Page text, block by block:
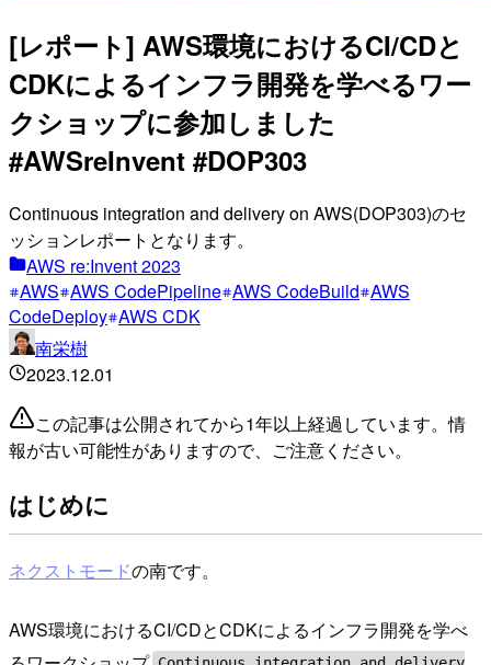
[レポート] AWS環境におけるCI/CDと
CDKによるインフラ開発を学べるワー
クショップに参加しました
#AWSreInvent #DOP303
Continuous integration and delivery on AWS(DOP303)のセ
ッションレポートとなります。
AWS re:Invent 2023
AWS AWS CodePipeline AWS CodeBuild AWS
CodeDeploy AWS CDK
南栄樹
2023.12.01
この記事は公開されてから1年以上経過しています。情
報が古い可能性がありますので、ご注意ください。
はじめに
ネクストモードの南です。
AWS環境におけるCI/CDとCDKによるインフラ開発を学べ